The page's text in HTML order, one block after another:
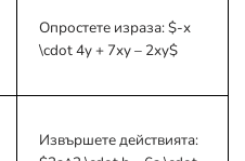
Опростете израза:$-x
\cdot 4y + 7xy – 2xy$
Извършете действията: